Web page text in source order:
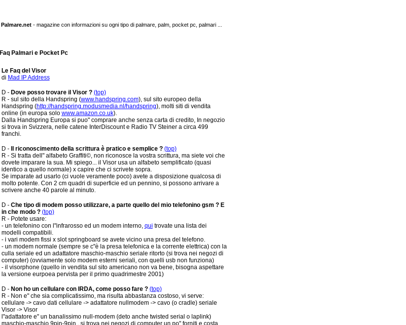
Palmare.net - magazine con informazioni su ogni tipo di palmare, palm, pocket pc, palmari ...
Faq Palmari e Pocket Pc
Le Faq del Visor
di Mad IP Address
D - Dove posso trovare il Visor ? (top)
R - sul sito della Handspring (www.handspring.com), sul sito europeo della
Handspring (http://handspring.modusmedia.nl/handspring), molti siti di vendita
online (in europa solo www.amazon.co.uk).
Dalla Handspring Europa si puo" comprare anche senza carta di credito, In negozio
si trova in Svizzera, nelle catene InterDiscount e Radio TV Steiner a circa 499
franchi.
D - Il riconoscimento della scrittura è pratico e semplice ? (top)
R - Si tratta dell" alfabeto Graffiti©, non riconosce la vostra scrittura, ma siete voi che
dovete imparare la sua. Mi spiego... il Visor usa un alfabeto semplificato (quasi
identico a quello normale) x capire che ci scrivete sopra.
Se imparate ad usarlo (ci vuole veramente poco) avete a disposizione qualcosa di
molto potente. Con 2 cm quadri di superficie ed un pennino, si possono arrivare a
scrivere anche 40 parole al minuto.
D - Che tipo di modem posso utilizzare, a parte quello del mio telefonino gsm ? E
in che modo ? (top)
R - Potete usare:
- un telefonino con l"infrarosso ed un modem interno, qui trovate una lista dei
modelli compatibili.
- i vari modem fissi x slot springboard se avete vicino una presa del telefono.
- un modem normale (sempre se c"è la presa telefonica e la corrente elettrica) con la
culla seriale ed un adattatore maschio-maschio seriale ritorto (si trova nei negozi di
computer) (ovviamente solo modem esterni seriali, con quelli usb non funziona)
- il visorphone (quello in vendita sul sito americano non va bene, bisogna aspettare
la versione eurpoea pervista per il primo quadrimestre 2001)
D - Non ho un cellulare con IRDA, come posso fare ? (top)
R - Non e" che sia complicatissimo, ma risulta abbastanza costoso, vi serve:
cellulare -> cavo dati cellulare -> adattatore nullmodem -> cavo (o cradle) seriale
Visor -> Visor
l"adattatore e" un banalissimo null-modem (deto anche twisted serial o laplink)
maschio-maschio 9pin-9pin , si trova nei negozi di computer un po" forniti e costa